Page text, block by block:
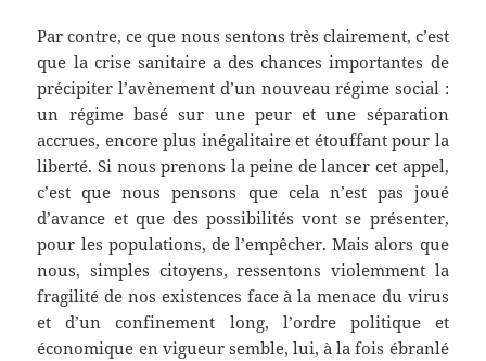
Par contre, ce que nous sentons très clairement, c’est
que la crise sanitaire a des chances importantes de
précipiter l’avènement d’un nouveau régime social :
un régime basé sur une peur et une séparation
accrues, encore plus inégalitaire et étouffant pour la
liberté. Si nous prenons la peine de lancer cet appel,
c’est que nous pensons que cela n’est pas joué
d’avance et que des possibilités vont se présenter,
pour les populations, de l’empêcher. Mais alors que
nous, simples citoyens, ressentons violemment la
fragilité de nos existences face à la menace du virus
et d’un confinement long, l’ordre politique et
économique en vigueur semble, lui, à la fois ébranlé